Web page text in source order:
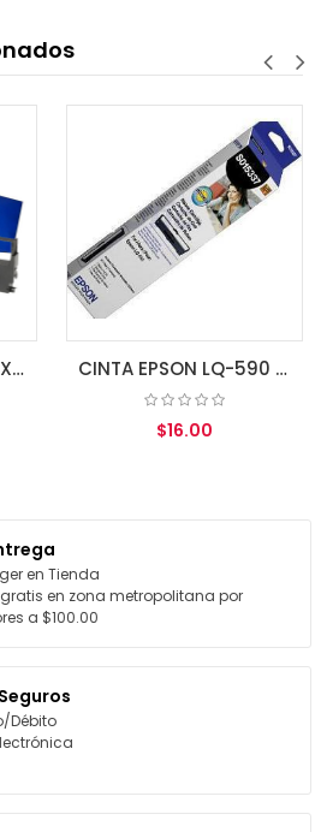
CINTA EPSON LQ-590 SO15337
$16.00
en Tienda
en zona metropolitana por
a $100.00
Débito